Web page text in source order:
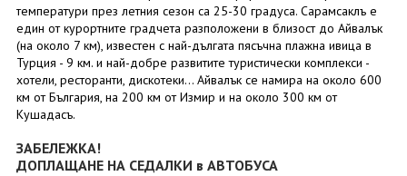
температури през летния сезон са 25-30 градуса. Сарамсаклъ е
един от курортните градчета разположени в близост до Айвалък
(на около 7 км), известен с най-дългата пясъчна плажна ивица в
Турция - 9 км. и най-добре развитите туристически комплекси -
хотели, ресторанти, дискотеки... Айвалък се намира на около 600
км от България, на 200 км от Измир и на около 300 км от
Кушадасъ.
ЗАБЕЛЕЖКА!
ДОПЛАЩАНЕ НА СЕДАЛКИ в АВТОБУСА